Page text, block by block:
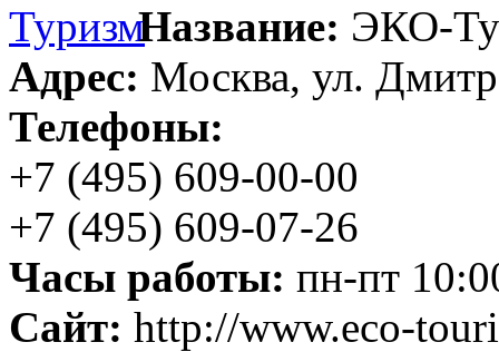
Название: ЭКО-
Адрес: Москва, ул.
Телефоны:
+7 (495) 609-00-00
+7 (495) 609-07-26
Часы работы: пн-пт
Сайт: http://www.eco-